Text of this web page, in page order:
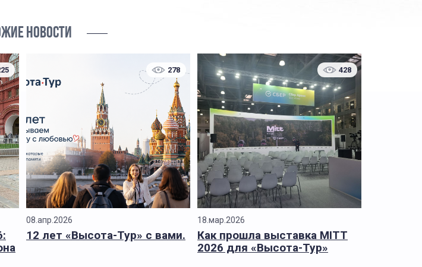
НОВОСТИ
278
08.апр.2026
12 лет «Высота-Тур» с вами.
428
18.мар.2026
Как прошла выставка MITT
2026 для «Высота-Тур»